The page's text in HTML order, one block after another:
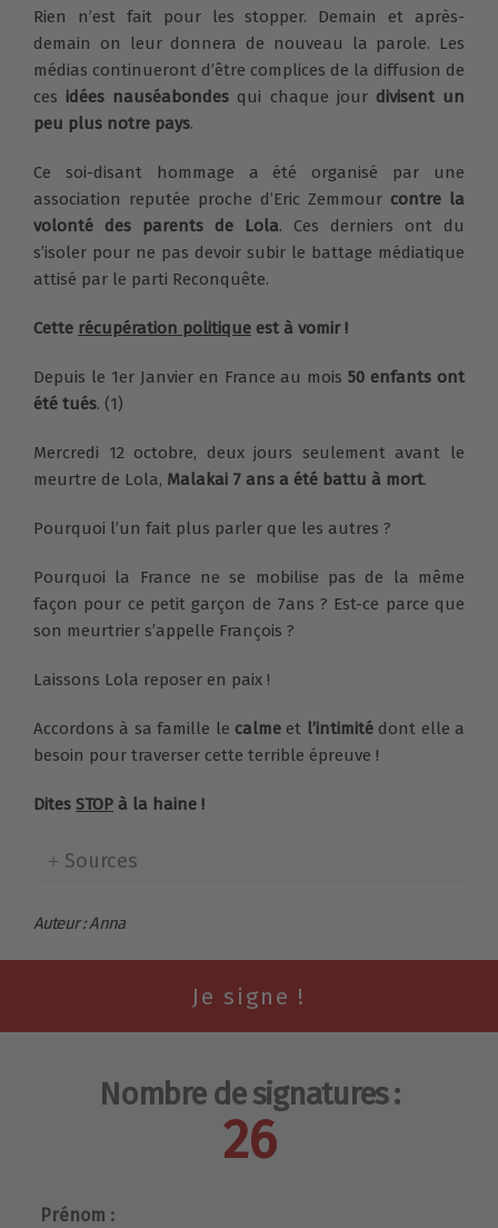
Rien n’est fait pour les stopper. Demain et après-
demain on leur donnera de nouveau la parole. Les
médias continueront d’être complices de la diffusion de
ces idées nauséabondes qui chaque jour divisent un
peu plus notre pays.
Ce soi-disant hommage a été organisé par une
association reputée proche d’Eric Zemmour contre la
volonté des parents de Lola. Ces derniers ont du
s’isoler pour ne pas devoir subir le battage médiatique
attisé par le parti Reconquête.
Cette récupération politique est à vomir !
Depuis le 1er Janvier en France au mois50 enfants ont
été tués. (1)
Mercredi 12 octobre, deux jours seulement avant le
meurtre de Lola, Malakai 7 ans a été battu à mort.
Pourquoi l’un fait plus parler que les autres ?
Pourquoi la France ne se mobilise pas de la même
façon pour ce petit garçon de 7ans ? Est-ce parce que
son meurtrier s’appelle François ?
Laissons Lola reposer en paix !
Accordons à sa famille le calme et l’intimitédont elle a
besoin pour traverser cette terrible épreuve !
Dites STOP à la haine !
Sources
Auteur : Anna
Nombre de signatures :
26
Prénom :